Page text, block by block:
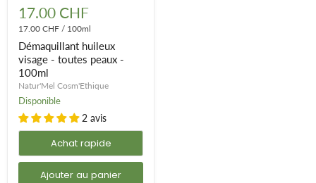
huileux
visage
toutes
peaux
100ml
17.00 CHF
17.00 CHF / 100ml
Démaquillant huileux
visage - toutes peaux -
100ml
Natur'Mel Cosm'Ethique
Disponible
2 avis
Achat rapide
Ajouter au panier